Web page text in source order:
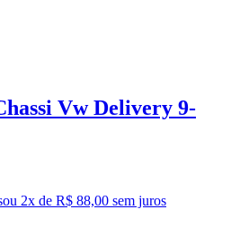
Vw Delivery 9-
ou 2x de R$ 88,00 sem juros